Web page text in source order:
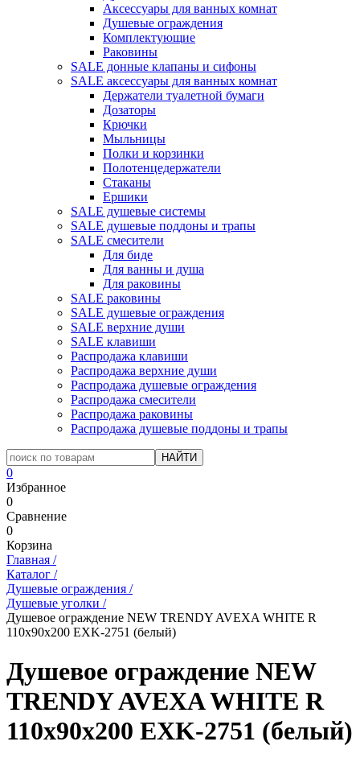
Аксессуары для ванных комнат
Душевые ограждения
Комплектующие
Раковины
SALE донные клапаны и сифоны
SALE аксессуары для ванных комнат
Держатели туалетной бумаги
Дозаторы
Крючки
Мыльницы
Полки и корзинки
Полотенцедержатели
Стаканы
Ершики
SALE душевые системы
SALE душевые поддоны и трапы
SALE смесители
Для биде
Для ванны и душа
Для раковины
SALE раковины
SALE душевые ограждения
SALE верхние души
SALE клавиши
Распродажа клавиши
Распродажа верхние души
Распродажа душевые ограждения
Распродажа смесители
Распродажа раковины
Распродажа душевые поддоны и трапы
0
Избранное
0
Сравнение
0
Корзина
Главная /
Каталог /
Душевые ограждения /
Душевые уголки /
Душевое ограждение NEW TRENDY AVEXA WHITE R
110x90x200 EXK-2751 (белый)
Душевое ограждение NEW
TRENDY AVEXA WHITE R
110x90x200 EXK-2751 (белый)